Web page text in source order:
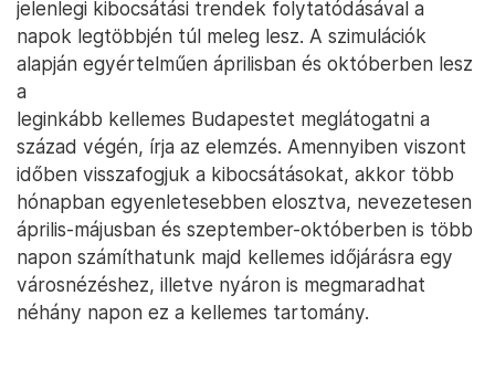
jelenlegi kibocsátási trendek folytatódásával a
napok legtöbbjén túl meleg lesz. A szimulációk
alapján egyértelműen áprilisban és októberben lesz
a
leginkább kellemes Budapestet meglátogatni a
század végén, írja az elemzés. Amennyiben viszont
időben visszafogjuk a kibocsátásokat, akkor több
hónapban egyenletesebben elosztva, nevezetesen
április-májusban és szeptember-októberben is több
napon számíthatunk majd kellemes időjárásra egy
városnézéshez, illetve nyáron is megmaradhat
néhány napon ez a kellemes tartomány.